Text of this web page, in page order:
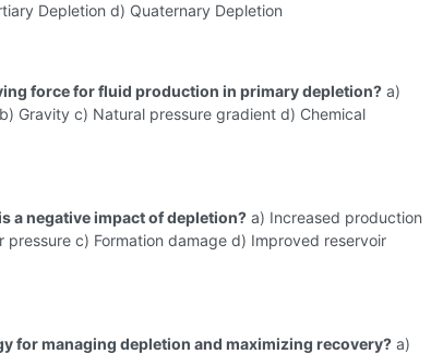
Depletion d) Quaternary Depletion
force for fluid production in primary depletion? a)
Gravity c) Natural pressure gradient d) Chemical
a negative impact of depletion? a) Increased production
pressure c) Formation damage d) Improved reservoir
for managing depletion and maximizing recovery? a)